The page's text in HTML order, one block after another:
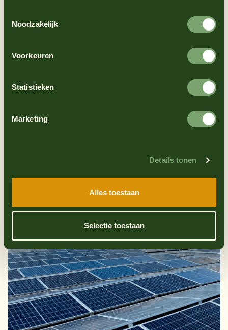
Noodzakelijk
Voorkeuren
Statistieken
Marketing
Details tonen
Alles toestaan
Selectie toestaan